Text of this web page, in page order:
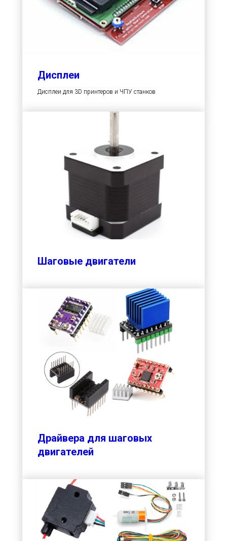
Дисплеи
Дисплеи для 3D принтеров и ЧПУ станков
Шаговые двигатели
Драйвера для шаговых
двигателей